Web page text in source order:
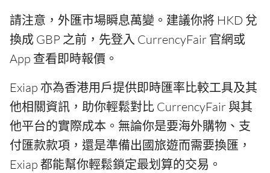
請注意，外匯市場瞬息萬變。建議你將 HKD 兌
換成 GBP 之前，先登入 CurrencyFair 官網或
App 查看即時報價。
Exiap 亦為香港用戶提供即時匯率比較工具及其
他相關資訊，助你輕鬆對比 CurrencyFair 與其
他平台的實際成本。無論你是要海外購物、支
付匯款款項，還是準備出國旅遊而需要換匯，
Exiap 都能幫你輕鬆鎖定最划算的交易。